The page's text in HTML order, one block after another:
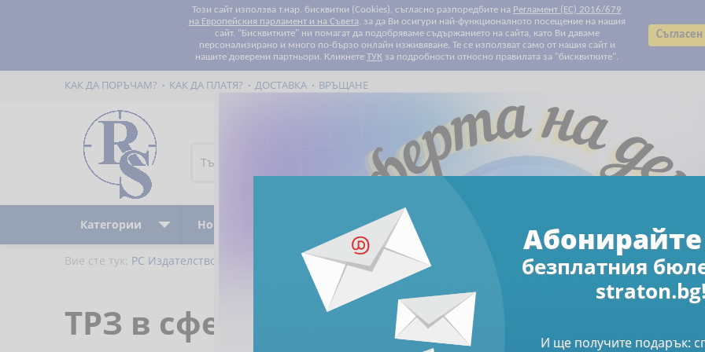
Този сайт използва т.нар. бисквитки (Cookies), съгласно разпоредбите на Регламент (ЕС) 2016/679
на Европейския парламент и на Съвета, за да Ви осигури най-функционалното посещение на нашия
сайт. "Бисквитките" ни помагат да подобряваме съдържанието на сайта, като Ви даваме
персонализирано и много по-бързо онлайн изживяване. Те се използват само от нашия сайт и
нашите доверени партньори. Кликнете ТУК за подробности относно правилата за "бисквитките".
КАК ДА ПОРЪЧАМ? КАК ДА ПЛАТЯ? ДОСТАВКА ВРЪЩАНЕ
Всички категории
Всички категории
Данъчно облагане и такси
Електронни книги
Електронни списания
За Вашите деца и внуци
За родители
За храната с любов
Клубни карти и ваучери
Печатни списания
Продажби и маркетинг
Професионални умения
Свободно време
Счетоводство
Труд и осигуряване
Финанси и инвестиции
Човешки ресурси
Категории Ново Намаления
Вие сте тук: РС Издателство и Бизнес Консултации Труд и осигуряване ТРЗ в сферата на
ТРЗ в сферата на образованието
Абонирайте
безплатния
И ще получите подарък: